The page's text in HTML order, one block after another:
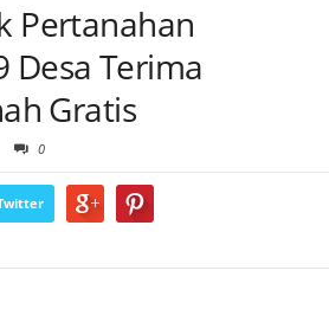
Pertanahan
Desa Terima
Gratis
0